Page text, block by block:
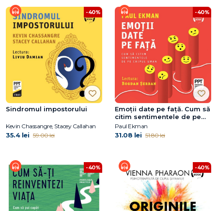
-40%
Sindromul impostorului
Kevin Chassangre, Stacey Callahan
35.4 lei 59.00 lei
-40%
Emoţii date pe faţă. Cum să
citim sentimentele de pe
chipul uman
Paul Ekman
31.08 lei 51.80 lei
-40% -40%